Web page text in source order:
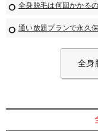
全身脱毛は何回かかる
通い放題プランで永久
全身